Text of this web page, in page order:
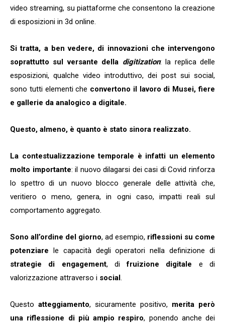
video streaming, su piattaforme che consentono la creazione
di esposizioni in 3d online.
Si tratta, a ben vedere, di innovazioni che intervengono
soprattutto sul versante della digitization: la replica delle
esposizioni, qualche video introduttivo, dei post sui social,
sono tutti elementi che convertono il lavoro di Musei, fiere
e gallerie da analogico a digitale.
Questo, almeno, è quanto è stato sinora realizzato.
La contestualizzazione temporale è infatti un elemento
molto importante: il nuovo dilagarsi dei casi di Covid rinforza
lo spettro di un nuovo blocco generale delle attività che,
veritiero o meno, genera, in ogni caso, impatti reali sul
comportamento aggregato.
Sono all’ordine del giorno, ad esempio, riflessioni su come
potenziare le capacità degli operatori nella definizione di
strategie di engagement, difruizione digitale e di
valorizzazione attraverso i social .
Questo atteggiamento, sicuramente positivo, merita però
una riflessione di più ampio respiro, ponendo anche dei